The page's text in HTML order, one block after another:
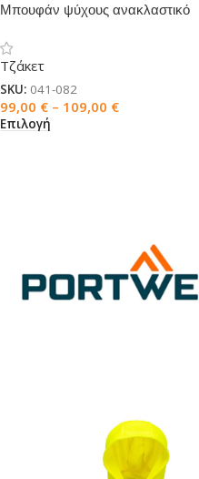
Μπουφάν ψύχους ανακλαστικό
Τζάκετ
SKU: 041-082
99,00 € – 109,00 €
Επιλογή